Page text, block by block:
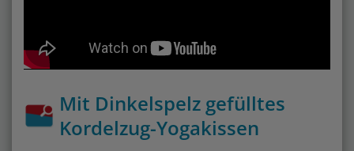
Mit Dinkelspelz gefülltes
Kordelzug-Yogakissen